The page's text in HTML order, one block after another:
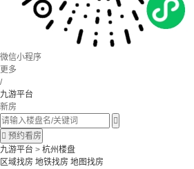
微信小程序
更多
/
九游平台
新房

 预约看房
九游平台 > 杭州楼盘
区域找房 地铁找房 地图找房